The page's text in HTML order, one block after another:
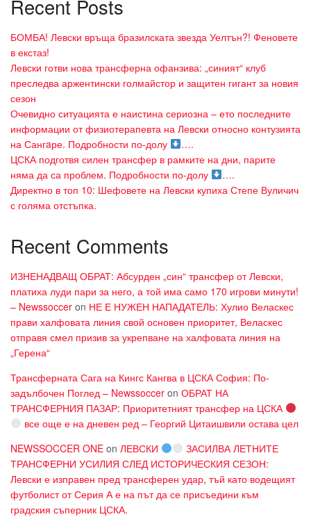
Recent Posts
БОМБА! Левски връща бразилската звезда Уелтън?! Феновете
в екстаз!
Левски готви нова трансферна офанзива: „синият“ клуб
преследва аржентински голмайстор и защитен гигант за новия
сезон
Очевидно ситуацията е наистина сериозна – ето последните
информации от физиотерапевта на Левски относно контузията
на Сангaре. Подробности по-долу
….
ЦСКА подготвя силен трансфер в рамките на дни, парите
няма да са проблем. Подробности по-долу
….
Директно в топ 10: Шефовете на Левски купиха Степе Вуличич
с голяма отстъпка.
Recent Comments
ИЗНЕНАДВАЩ ОБРАТ: Абсурден „син“ трансфер от Левски,
платиха луди пари за него, а той има само 170 игрови минути!
– Newssoccer on НЕ Е НУЖЕН НАПАДАТЕЛЬ: Хулио Веласкес
прави халфовата линия свой основен приоритет, Веласкес
отправя смел призив за укрепване на халфовата линия на
„Герена“
Трансферната Сага на Кингс Кангва в ЦСКА София: По-
задълбочен Поглед – Newssoccer on ОБРАТ НА
ТРАНСФЕРНИЯ ПАЗАР: Приоритетният трансфер на ЦСКА
все още е на дневен ред – Георгий Цитаишвили остава цел
NEWSSOCCER ONE on ЛЕВСКИ
ЗАСИЛВА ЛЕТНИТЕ
ТРАНСФЕРНИ УСИЛИЯ СЛЕД ИСТОРИЧЕСКИЯ СЕЗОН:
Левски е изправен пред трансферен удар, тъй като водещият
футболист от Серия А е на път да се присъедини към
градския съперник ЦСКА.